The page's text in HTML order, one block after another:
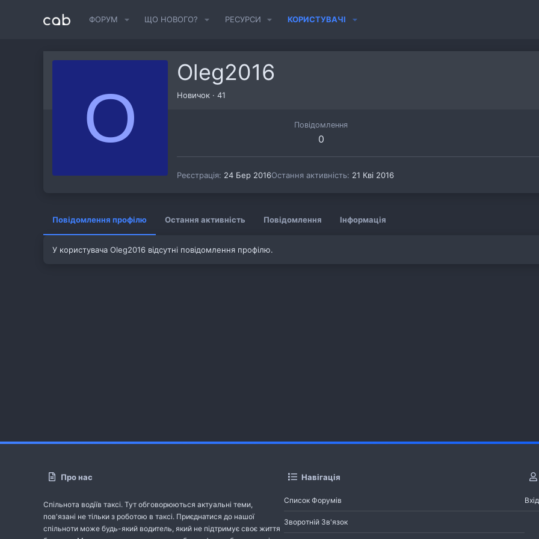
ФОРУМ ЩО НОВОГО? РЕСУРСИ КОРИСТУВАЧІ
O
Oleg2016
Новичок · 41
Повідомлення
0
Реєстрація 24 Бер 2016Остання активність 21 Кві 2016
Повідомлення профілю Остання активність Повідомлення Інформація
У користувача Oleg2016 відсутні повідомлення профілю.
Про нас
Спільнота водіїв таксі. Тут обговорюються актуальні теми,
пов'язані не тільки з роботою в таксі. Приєднатися до нашої
спільноти може будь-який водитель, який не підтримує своє життя
Навігація
Список Форумів
Зворотній Зв'язок
Вхід